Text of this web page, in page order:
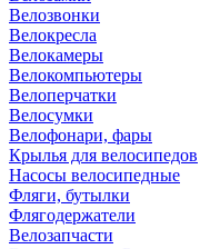
Велозвонки
Велокресла
Велокамеры
Велокомпьютеры
Велоперчатки
Велосумки
Велофонари, фары
Крылья для велосипедов
Насосы велосипедные
Фляги, бутылки
Флягодержатели
Велозапчасти